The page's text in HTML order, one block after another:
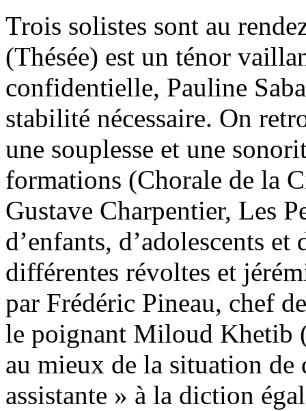
Trois solistes sont au
(Thésée) est un ténor
confidentielle, Pauline
stabilité nécessaire. On
une souplesse et une
formations (Chorale de la
Gustave Charpentier, Les
d’enfants, d’adolescents et
différentes révoltes et
par Frédéric Pineau, chef
le poignant Miloud Khetib
au mieux de la situation de
assistante » à la diction